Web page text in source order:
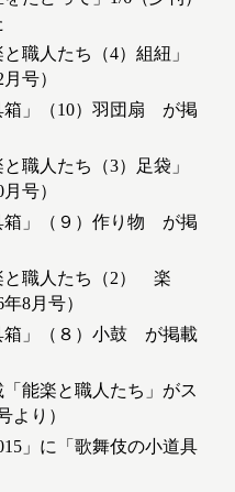
職人たち（4）組紐」
号）
箱」（10）羽団扇 が掲
職人たち（3）足袋」
号）
箱」（９）作り物 が掲
と職人たち（2） 楽
8月号）
箱」（８）小鼓 が掲載
能楽と職人たち」がス
より）
」に「歌舞伎の小道具